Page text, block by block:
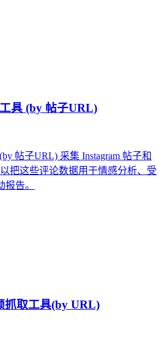
具 (by 帖子URL)
帖子URL) 采集 Instagram 帖子和
把这些评论数据用于情感分析、受
告。
抓取工具(by URL)